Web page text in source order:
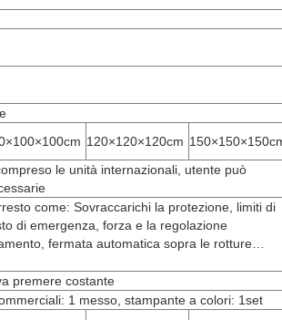
120×120×120cm
le unità internazionali, utente può
come: Sovraccarichi la protezione, limiti di
di emergenza, forza e la regolazione
fermata automatica sopra le rotture…
premere costante
1 messo, stampante a colori: 1set